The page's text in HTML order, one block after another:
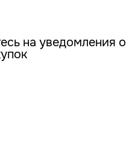
на уведомления о